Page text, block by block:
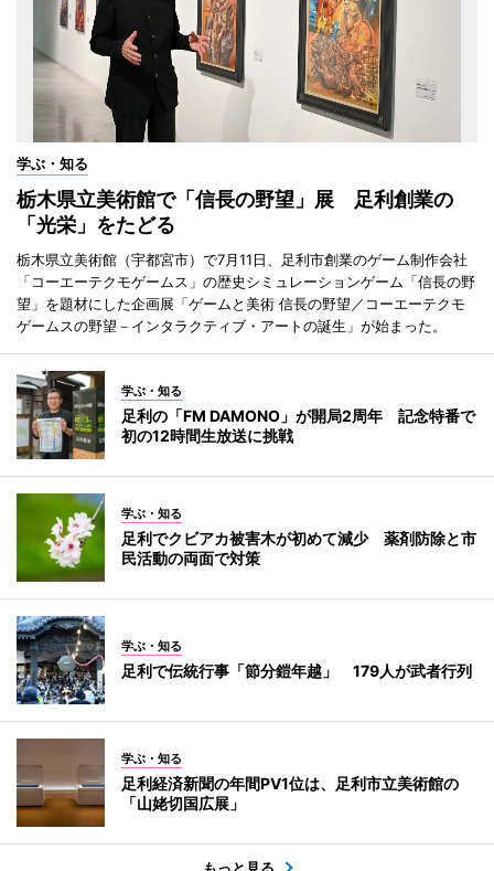
学ぶ・知る
栃木県立美術館で「信長の野望」展 足利創業の
「光栄」をたどる
栃木県立美術館（宇都宮市）で7月11日、足利市創業のゲーム制作会社
「コーエーテクモゲームス」の歴史シミュレーションゲーム「信長の野
望」を題材にした企画展「ゲームと美術 信長の野望／コーエーテクモ
ゲームスの野望－インタラクティブ・アートの誕生」が始まった。
学ぶ・知る
足利の「FM DAMONO」が開局2周年 記念特番で
初の12時間生放送に挑戦
学ぶ・知る
足利でクビアカ被害木が初めて減少 薬剤防除と市
民活動の両面で対策
学ぶ・知る
足利で伝統行事「節分鎧年越」 179人が武者行列
学ぶ・知る
足利経済新聞の年間PV1位は、足利市立美術館の
「山姥切国広展」